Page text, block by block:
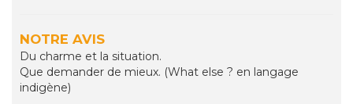
NOTRE AVIS
Du charme et la situation.
Que demander de mieux. (What else ? en langage
indigène)